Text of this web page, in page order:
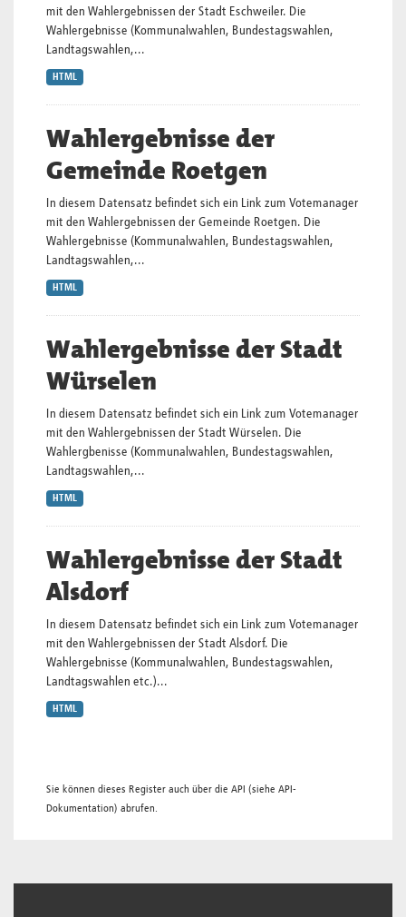
mit den Wahlergebnissen der Stadt Eschweiler. Die
Wahlergebnisse (Kommunalwahlen, Bundestagswahlen,
Landtagswahlen,...
HTML
Wahlergebnisse der
Gemeinde Roetgen
In diesem Datensatz befindet sich ein Link zum Votemanager
mit den Wahlergebnissen der Gemeinde Roetgen. Die
Wahlergebnisse (Kommunalwahlen, Bundestagswahlen,
Landtagswahlen,...
HTML
Wahlergebnisse der Stadt
Würselen
In diesem Datensatz befindet sich ein Link zum Votemanager
mit den Wahlergebnissen der Stadt Würselen. Die
Wahlergbenisse (Kommunalwahlen, Bundestagswahlen,
Landtagswahlen,...
HTML
Wahlergebnisse der Stadt
Alsdorf
In diesem Datensatz befindet sich ein Link zum Votemanager
mit den Wahlergebnissen der Stadt Alsdorf. Die
Wahlergebnisse (Kommunalwahlen, Bundestagswahlen,
Landtagswahlen etc.)...
HTML
Sie können dieses Register auch über die API (siehe API-
Dokumentation) abrufen.